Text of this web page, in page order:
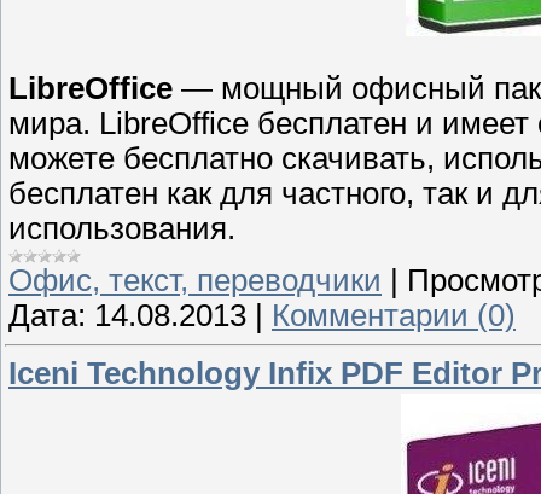
LibreOffice — мощный офисный
мира. LibreOffice бесплатен и
можете бесплатно скачивать,
бесплатен как для частного, так и
использования.
Офис, текст, переводчики
Дата: 14.08.2013
Комментарии (0)
Iceni Technology Infix PDF Editor